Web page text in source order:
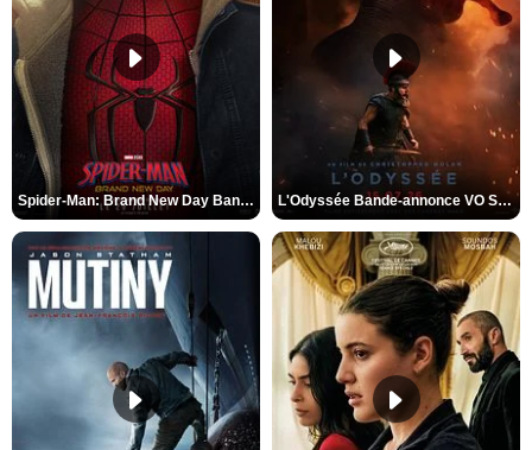
Spider-Man: Brand New Day Bande-annonce VO STFR L'Odyssée Bande-annonce VO STFR